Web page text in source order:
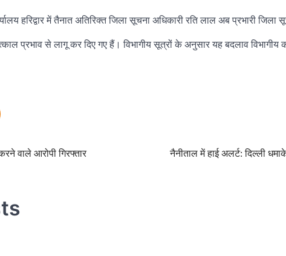
हरिद्वार में तैनात अतिरिक्त जिला सूचना अधिकारी रति लाल अब प्रभारी जिला
प्रभाव से लागू कर दिए गए हैं। विभागीय सूत्रों के अनुसार यह बदलाव विभागीय
वाले आरोपी गिरफ्तार
नैनीताल में हाई अलर्ट: दिल्ली